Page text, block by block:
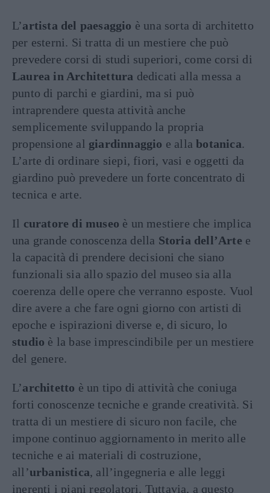
L’artista del paesaggio è una sorta di architetto
per esterni. Si tratta di un mestiere che può
prevedere corsi di studi superiori, come corsi di
Laurea in Architettura dedicati alla messa a
punto di parchi e giardini, ma si può
intraprendere questa attività anche
semplicemente sviluppando la propria
propensione al giardinnaggio e allabotanica.
L’arte di ordinare siepi, fiori, vasi e oggetti da
giardino può prevedere un forte concentrato di
tecnica e arte.
Il curatore di museo è un mestiere che implica
una grande conoscenza della Storia dell’Arte e
la capacità di prendere decisioni che siano
funzionali sia allo spazio del museo sia alla
coerenza delle opere che verranno esposte. Vuol
dire avere a che fare ogni giorno con artisti di
epoche e ispirazioni diverse e, di sicuro, lo
studio è la base imprescindibile per un mestiere
del genere.
L’architetto è un tipo di attività che coniuga
forti conoscenze tecniche e grande creatività. Si
tratta di un mestiere di sicuro non facile, che
impone continuo aggiornamento in merito alle
tecniche e ai materiali di costruzione,
all’urbanistica, all’ingegneria e alle leggi
inerenti i piani regolatori. Tuttavia, a questo